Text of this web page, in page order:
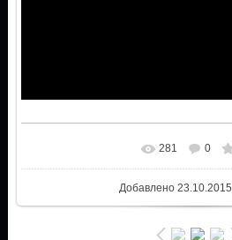
281 0
Добавлено23.10.2015